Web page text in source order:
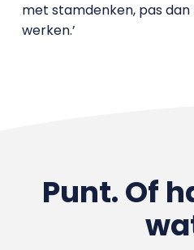
met stamdenken, pas
werken.’
Punt. Of